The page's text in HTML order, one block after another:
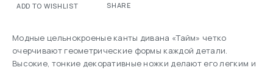
ADD TO WISHLIST SHARE
Модные цельнокроеные канты дивана «Тайм» четко
очерчивают геометрические формы каждой детали.
Высокие, тонкие декоративные ножки делают его легким и